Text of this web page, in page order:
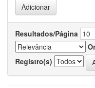
Resultados/Página
Registro(s)